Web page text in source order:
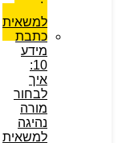
לרשיון
למשאית
כתבת
מידע
10:
איך
לבחור
מורה
נהיגה
למשאית